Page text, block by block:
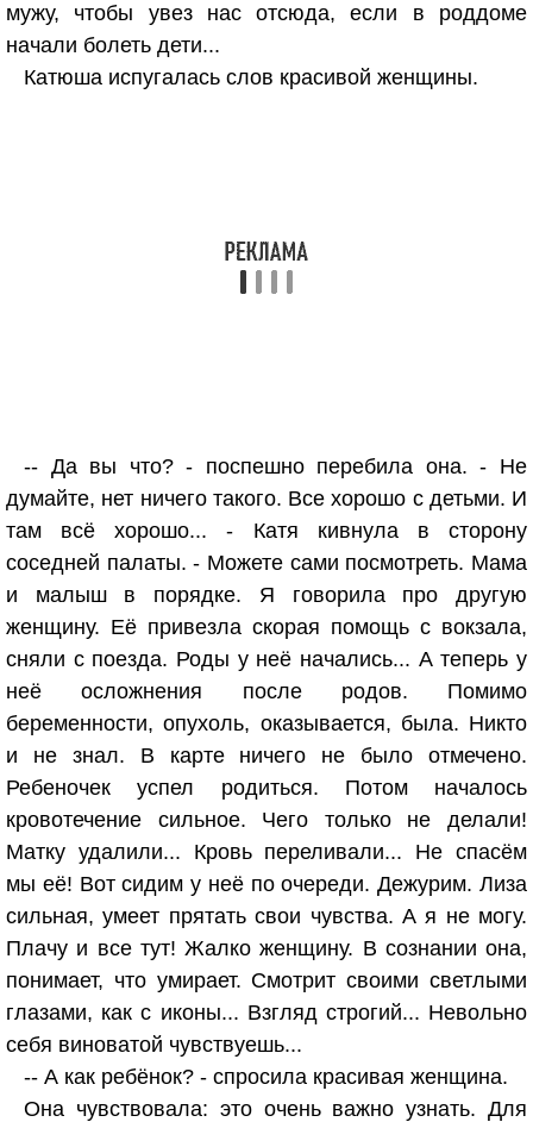
мужу, чтобы увез нас отсюда, если в роддоме
начали болеть дети...
Катюша испугалась слов красивой женщины.
-- Да вы что? - поспешно перебила она. - Не
думайте, нет ничего такого. Все хорошо с детьми. И
там всё хорошо... - Катя кивнула в сторону
соседней палаты. - Можете сами посмотреть. Мама
и малыш в порядке. Я говорила про другую
женщину. Её привезла скорая помощь с вокзала,
сняли с поезда. Роды у неё начались... А теперь у
неё осложнения после родов. Помимо
беременности, опухоль, оказывается, была. Никто
и не знал. В карте ничего не было отмечено.
Ребеночек успел родиться. Потом началось
кровотечение сильное. Чего только не делали!
Матку удалили... Кровь переливали... Не спасём
мы её! Вот сидим у неё по очереди. Дежурим. Лиза
сильная, умеет прятать свои чувства. А я не могу.
Плачу и все тут! Жалко женщину. В сознании она,
понимает, что умирает. Смотрит своими светлыми
глазами, как с иконы... Взгляд строгий... Невольно
себя виноватой чувствуешь...
-- А как ребёнок? - спросила красивая женщина.
Она чувствовала: это очень важно узнать. Для